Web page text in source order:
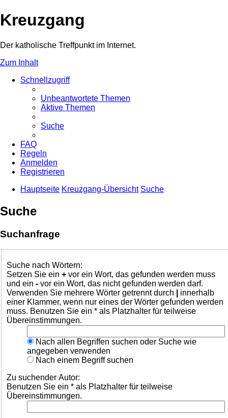
Kreuzgang
Der katholische Treffpunkt im Internet.
Zum Inhalt
Schnellzugriff
Unbeantwortete Themen
Aktive Themen
Suche
FAQ
Regeln
Anmelden
Registrieren
Hauptseite Kreuzgang-Übersicht Suche
Suche
Suchanfrage
Suche nach Wörtern:
Setzen Sie ein + vor ein Wort, das gefunden werden muss
und ein - vor ein Wort, das nicht gefunden werden darf.
Verwenden Sie mehrere Wörter getrennt durch
innerhalb
einer Klammer, wenn nur eines der Wörter gefunden werden
muss. Benutzen Sie ein * als Platzhalter für teilweise
Übereinstimmungen.
Nach allen Begriffen suchen oder Suche wie
angegeben verwenden
Nach einem Begriff suchen
Zu suchender Autor:
Benutzen Sie ein * als Platzhalter für teilweise
Übereinstimmungen.